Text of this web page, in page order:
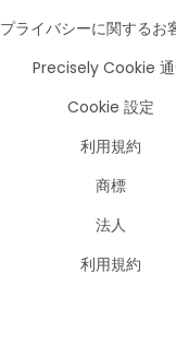
プライバシーに関するお
Precisely Cookie
Cookie 設定
利用規約
商標
法人
利用規約